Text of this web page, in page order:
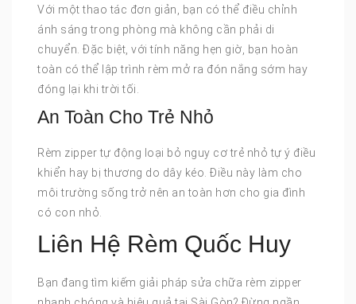
Với một thao tác đơn giản, bạn có thể điều chỉnh
ánh sáng trong phòng mà không cần phải di
chuyển. Đặc biệt, với tính năng hẹn giờ, bạn hoàn
toàn có thể lập trình rèm mở ra đón nắng sớm hay
đóng lại khi trời tối.
An Toàn Cho Trẻ Nhỏ
Rèm zipper tự động loại bỏ nguy cơ trẻ nhỏ tự ý điều
khiển hay bị thương do dây kéo. Điều này làm cho
môi trường sống trở nên an toàn hơn cho gia đình
có con nhỏ.
Liên Hệ Rèm Quốc Huy
Bạn đang tìm kiếm giải pháp sửa chữa rèm zipper